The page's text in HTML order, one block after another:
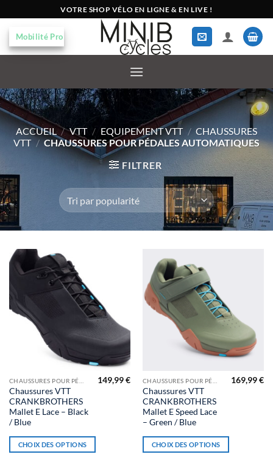
au
contenu
VOTRE SHOP VÉLO EN LIGNE & EN LIVE !
Mobilité Pro
ACCUEIL / VTT / EQUIPEMENT VTT / CHAUSSURES
VTT / CHAUSSURES POUR PÉDALES AUTOMATIQUES
FILTRER
Chaussures VTT
CRANKBROTHERS
Mallet E Lace – Black
/ Blue
149,99€
CHOIX DES OPTIONS
Ce
produit
a
plusieurs
Les
Chaussures VTT
CRANKBROTHERS
Mallet E Speed Lace
– Green / Blue
169,99€
CHOIX DES OPTIONS
Ce
produit
a
plusieurs
Les